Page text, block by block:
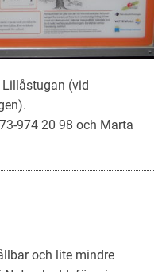
(vid
974 20 98 och Marta
och lite mindre